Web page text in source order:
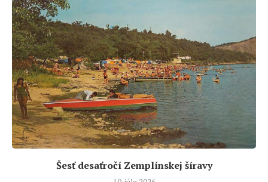
Šesť desaťročí Zemplínskej šíravy